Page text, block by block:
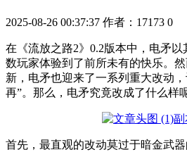
2025-08-26 00:37:37 作者：17173 0
在《流放之路2》0.2版本中，电矛
数玩家体验到了前所未有的快乐。
新，电矛也迎来了一系列重大改动
再”。那么，电矛究竟改成了什么样
首先，最直观的改动莫过于暗金武